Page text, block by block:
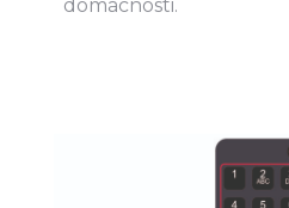
domácnosti.